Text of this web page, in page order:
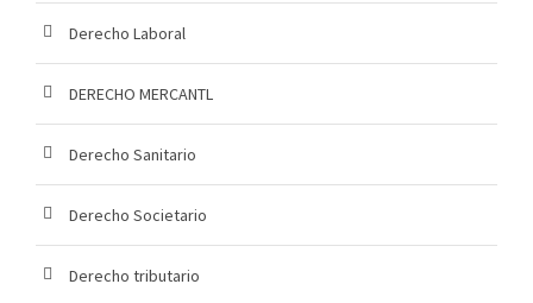
Derecho Laboral
DERECHO MERCANTL
Derecho Sanitario
Derecho Societario
Derecho tributario